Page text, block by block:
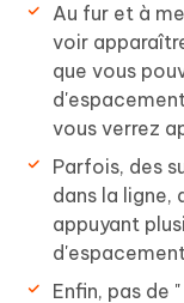
Au fur et à
voir
que vous
vous verrez
Parfois, des
dans la ligne,
appuyant
Enfin, pas de